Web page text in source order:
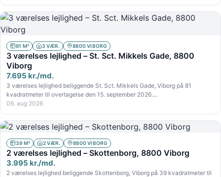
81 M² 3 VÆR. 8800 VIBORG
3 værelses lejlighed – St. Sct. Mikkels Gade, 8800
Viborg
7.695 kr./md.
3 værelses lejlighed beliggende St. Sct. Mikkels Gade, Viborg på 81
kvadratmeter til overtagelse den 15. september 2026.…
06. aug 2026
39 M² 2 VÆR. 8800 VIBORG
2 værelses lejlighed – Skottenborg, 8800 Viborg
3.995 kr./md.
2 værelses lejlighed beliggende Skottenborg, Viborg på 39 kvadratmeter til